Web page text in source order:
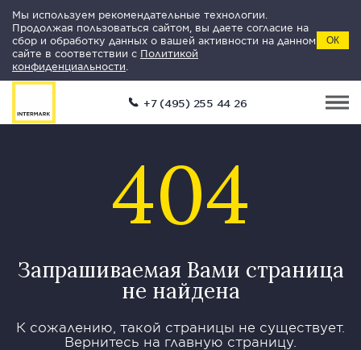
Мы используем рекомендательные технологии.
Продолжая пользоваться сайтом, вы даете согласие на
сбор и обработку данных о вашей активности на данном
сайте в соответствии с Политикой
конфиденциальности
ОК
+7 (495) 255 44 26
404
Запрашиваемая Вами страница
не найдена
К сожалению, такой страницы не существует.
Вернитесь на главную страницу.